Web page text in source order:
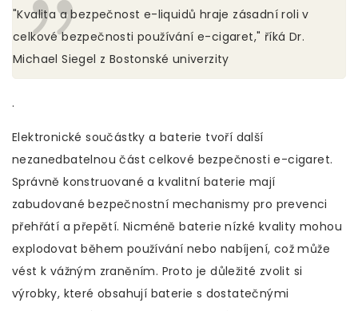
"Kvalita a bezpečnost e-liquidů hraje zásadní roli v
celkové bezpečnosti používání e-cigaret," říká Dr.
Michael Siegel z Bostonské univerzity
.
Elektronické součástky a baterie tvoří další
nezanedbatelnou část celkové bezpečnosti e-cigaret.
Správně konstruované a kvalitní baterie mají
zabudované bezpečnostní mechanismy pro prevenci
přehřátí a přepětí. Nicméně baterie nízké kvality mohou
explodovat během používání nebo nabíjení, což může
vést k vážným zraněním. Proto je důležité zvolit si
výrobky, které obsahují baterie s dostatečnými